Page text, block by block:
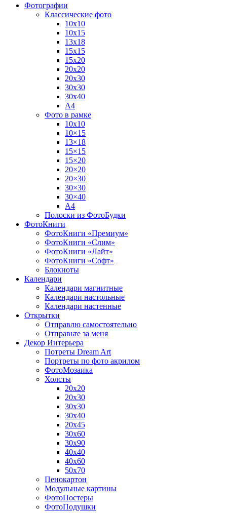
Фотографии
Классические фото
10х10
10х15
13х18
15х15
15х20
20х20
20х30
30х30
30х40
А4
Фото в рамке
10х10
10×15
13×18
15×15
15×20
20×20
20×30
30×30
30×40
A4
Полоски из ФотоБудки
ФотоКниги
ФотоКниги «Премиум»
ФотоКниги «Слим»
ФотоКниги «Лайт»
ФотоКниги «Софт»
Блокноты
Календари
Календари магнитные
Календари настольные
Календари настенные
Открытки
Отправлю самостоятельно
Отправьте за меня
Декор Интерьера
Потреты Dream Art
Портреты по фото акрилом
ФотоМозаика
Холсты
20х20
20х30
30х30
30х40
20х45
30х60
30х90
40х40
40х60
50х70
Пенокартон
Модульные картины
ФотоПостеры
ФотоПодушки